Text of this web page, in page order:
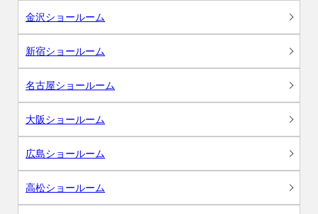
金沢ショールーム
新宿ショールーム
名古屋ショールーム
大阪ショールーム
広島ショールーム
高松ショールーム